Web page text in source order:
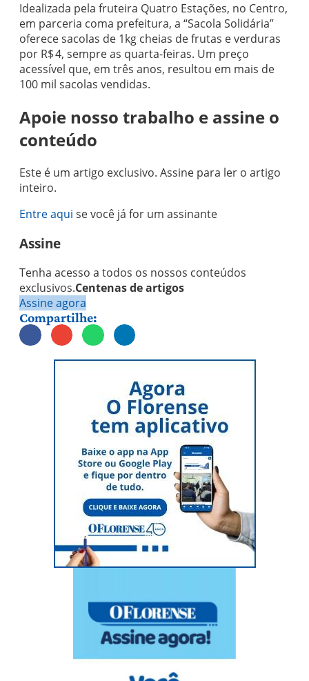
Idealizada pela fruteira Quatro Estações, no Centro,
em parceria coma prefeitura, a “Sacola Solidária”
oferece sacolas de 1kg cheias de frutas e verduras
por R$ 4, sempre as quarta-feiras. Um preço
acessível que, em três anos, resultou em mais de
100 mil sacolas vendidas.
Apoie nosso trabalho e assine o
conteúdo
Este é um artigo exclusivo. Assine para ler o artigo
inteiro.
Entre aqui se você já for um assinante
Assine
Tenha acesso a todos os nossos conteúdos
exclusivos.Centenas de artigos
Assine agora
Compartilhe: